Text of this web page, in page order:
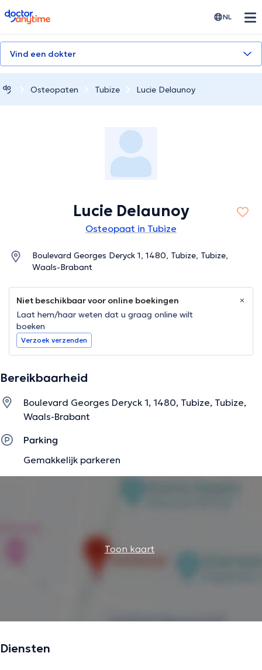
doctoranytime NL
Vind een dokter
Osteopaten Tubize Lucie Delaunoy
Lucie Delaunoy
Osteopaat in Tubize
Boulevard Georges Deryck 1, 1480, Tubize, Tubize,
Waals-Brabant
Niet beschikbaar voor online boekingen
Laat hem/haar weten dat u graag online wilt
boeken
Verzoek verzenden
Bereikbaarheid
Boulevard Georges Deryck 1, 1480, Tubize, Tubize,
Waals-Brabant
Parking
Gemakkelijk parkeren
Toon kaart
Diensten